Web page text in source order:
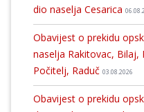
dio naselja Cesarica
Obavijest o prekidu
naselja Rakitovac, Bilaj,
Počitelj, Raduč 03.08.2026
Obavijest o prekidu